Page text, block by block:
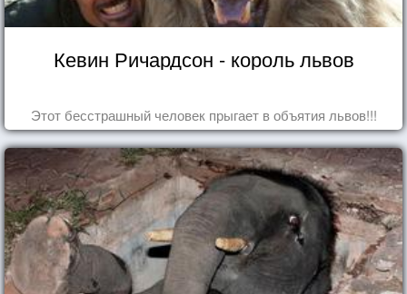
Кевин Ричардсон - король львов
Этот бесстрашный человек прыгает в объятия львов!!!